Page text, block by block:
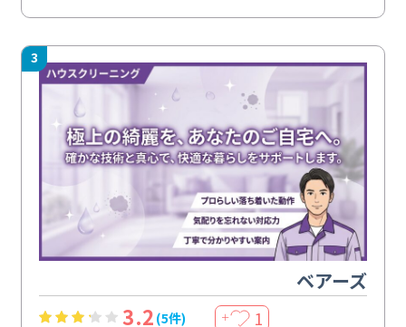
3
ベアーズ
3.2 (5件) ＋ 1